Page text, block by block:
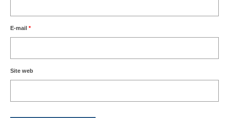
E-mail *
Site web